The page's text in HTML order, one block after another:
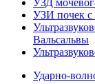
УЗД
УЗИ почек с
Вальсальвы
Ударно-